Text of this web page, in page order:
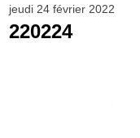
jeudi 24 février 2022
220224